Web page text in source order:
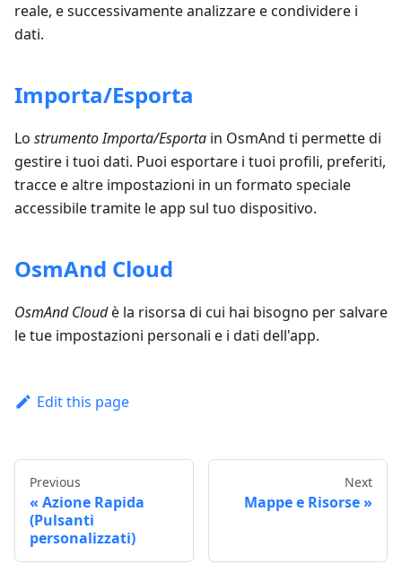
reale, e successivamente analizzare e condividere i
dati.
Importa/Esporta
Lo strumento Importa/Esporta in OsmAnd ti permette di
gestire i tuoi dati. Puoi esportare i tuoi profili, preferiti,
tracce e altre impostazioni in un formato speciale
accessibile tramite le app sul tuo dispositivo.
OsmAnd Cloud
OsmAnd Cloudè la risorsa di cui hai bisogno per salvare
le tue impostazioni personali e i dati dell'app.
Edit this page
Previous
Azione Rapida
(Pulsanti
personalizzati)
Next
Mappe e Risorse